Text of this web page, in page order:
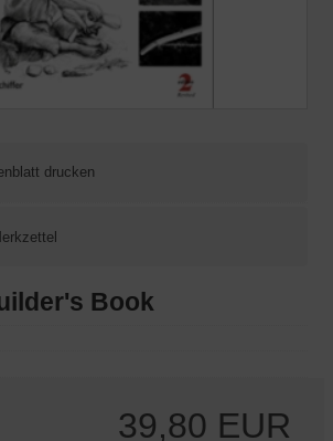
drucken
Book
39,80 EUR